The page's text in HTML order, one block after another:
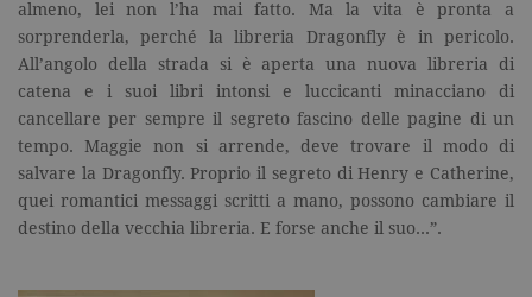
almeno, lei non l’ha mai fatto. Ma la vita è pronta a
sorprenderla, perché la libreria Dragonfly è in pericolo.
All’angolo della strada si è aperta una nuova libreria di
catena e i suoi libri intonsi e luccicanti minacciano di
cancellare per sempre il segreto fascino delle pagine di un
tempo. Maggie non si arrende, deve trovare il modo di
salvare la Dragonfly. Proprio il segreto di Henry e Catherine,
quei romantici messaggi scritti a mano, possono cambiare il
destino della vecchia libreria. E forse anche il suo…”.